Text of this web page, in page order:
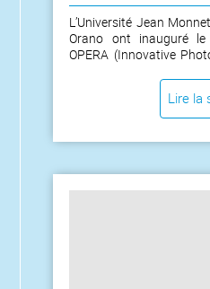
L’Université Jean
Orano ont inauguré le
OPERA (Innovative
campus Manufacture
Monnet. Ce laboratoire
une nouvelle
Lire la